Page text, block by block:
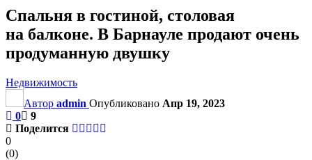
Спальня в гостиной, столовая
на балконе. В Барнауле продают очень
продуманную двушку
Недвижимость
Автор admin Опубликовано Апр 19, 2023
0
9
Поделится
0
(0)